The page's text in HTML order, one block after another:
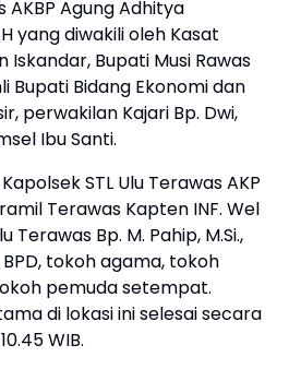
AKBP Agung Adhitya
yang diwakili oleh Kasat
Iskandar, Bupati Musi Rawas
Bupati Bidang Ekonomi dan
perwakilan Kajari Bp. Dwi,
Ibu Santi.
STL Ulu Terawas AKP
Terawas Kapten INF. Wel
Terawas Bp. M. Pahip, M.Si.,
tokoh agama, tokoh
pemuda setempat.
di lokasi ini selesai secara
WIB.